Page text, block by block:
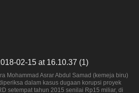
Mohammad Asrar Abdul Samad (kemeja biru)
dalam kasus dugaan korupsi proyek
setempat tahun 2015 senilai Rp15 miliar, di